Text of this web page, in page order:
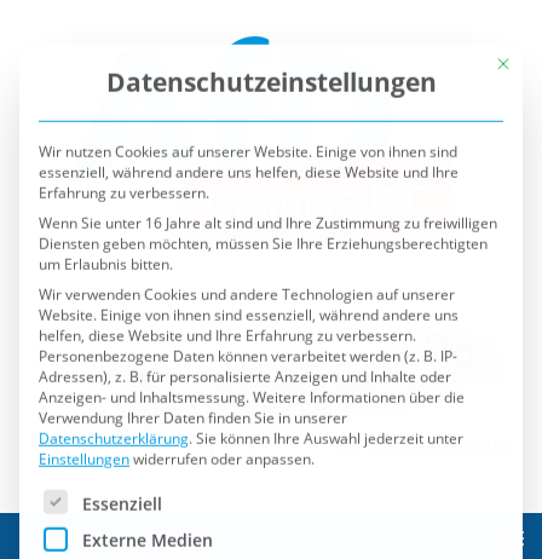
Wir nutzen Cookies auf unserer Website. Einige von ihnen sind
essenziell, während andere uns helfen, diese Website und Ihre
Erfahrung zu verbessern.
Wenn Sie unter 16 Jahre alt sind und Ihre Zustimmung zu freiwilligen
Diensten geben möchten, müssen Sie Ihre Erziehungsberechtigten
um Erlaubnis bitten.
Wir verwenden Cookies und andere Technologien auf unserer
Website. Einige von ihnen sind essenziell, während andere uns
helfen, diese Website und Ihre Erfahrung zu verbessern.
Personenbezogene Daten können verarbeitet werden (z. B. IP-
Adressen), z. B. für personalisierte Anzeigen und Inhalte oder
Anzeigen- und Inhaltsmessung.Weitere Informationen über die
Verwendung Ihrer Daten finden Sie in unserer
Datenschutzerklärung. Sie können Ihre Auswahl jederzeit unter
Einstellungenwiderrufen oder anpassen.
Es folgt eine Liste der Service-Gruppen, für die eine
Externe Medien